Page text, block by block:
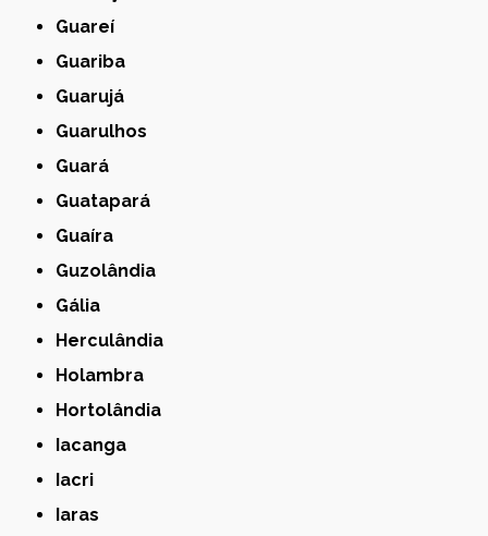
Guareí
Guariba
Guarujá
Guarulhos
Guará
Guatapará
Guaíra
Guzolândia
Gália
Herculândia
Holambra
Hortolândia
Iacanga
Iacri
Iaras